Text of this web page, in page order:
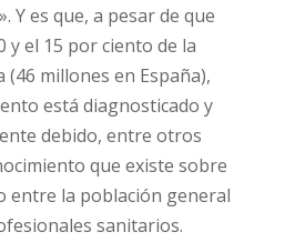
Y es que, a pesar de que
y el 15 por ciento de la
millones en España),
está diagnosticado y
debido, entre otros
que existe sobre
entre la población general
sanitarios.